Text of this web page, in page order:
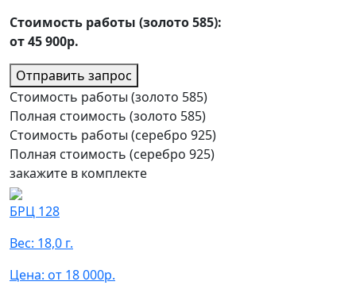
Стоимость работы (золото 585):
от 45 900р.
Отправить запрос
Стоимость работы (золото 585)
Полная стоимость (золото 585)
Стоимость работы (серебро 925)
Полная стоимость (серебро 925)
закажите в комплекте
БРЦ 128
Вес: 18,0 г.
Цена: от 18 000р.